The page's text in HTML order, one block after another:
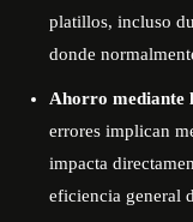
platillos, incluso
donde
Ahorro mediante
errores implican
impacta
eficiencia general